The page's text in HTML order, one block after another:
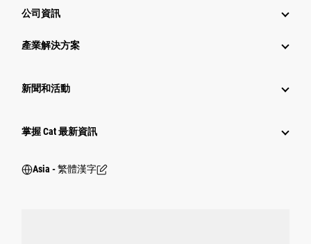
公司資訊
產業解決方案
新聞和活動
掌握 Cat 最新資訊
Asia - 繁體漢字